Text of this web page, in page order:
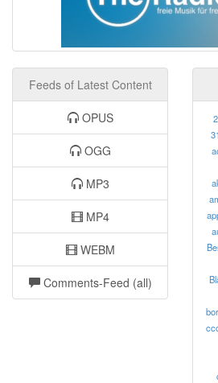
Feeds of Latest Content
OPUS
OGG
MP3
MP4
WEBM
Comments-Feed (all)